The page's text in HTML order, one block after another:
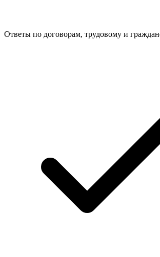
Ответы по договорам, трудовому и